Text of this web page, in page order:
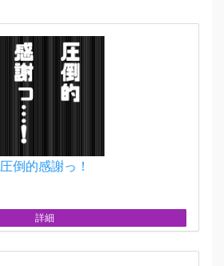
圧倒的感謝っ！
詳細